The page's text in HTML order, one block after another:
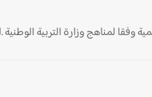
وفقا لمناهج وزارة التربية